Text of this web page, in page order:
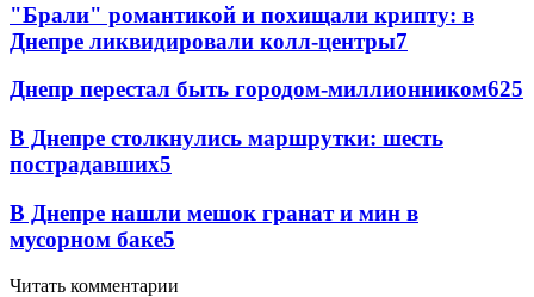
"Брали" романтикой и похищали крипту: в
Днепре ликвидировали колл-центры7
Днепр перестал быть городом-миллионником625
В Днепре столкнулись маршрутки: шесть
пострадавших5
В Днепре нашли мешок гранат и мин в
мусорном баке5
Читать комментарии